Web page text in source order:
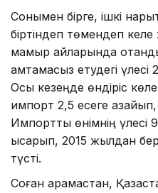
Сонымен бірге, ішкі
біртіндеп төмендеп
мамыр айларында
қамтамасыз етудегі
Осы кезеңде өндіріс
импорт 2,5 есеге
Импорттық өнімнің
қысқарып, 2015 жылдан
түсті.
Соған қарамастан,